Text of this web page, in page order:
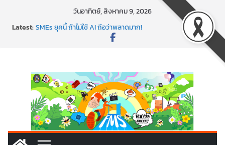
วันอาทิตย์, สิงหาคม 9, 2026
Latest:พาธุรกิจท้องถิ่นสู่ตลาดโลก ด้วยเทคโนโลยี AI!
SMEs ยุคนี้ ถ้าไม่ใช้ AI ถือว่าพลาดมาก!
สร้าง VDO ก็ปัง แถมเขียนโค้ดสร้างแอปได้อีก! เรียนกับ
พร้อมลุยแล้ว! ปักหมุดโรดแมป AI อัปสกิลธุรกิจให้พุ่งทะยาน